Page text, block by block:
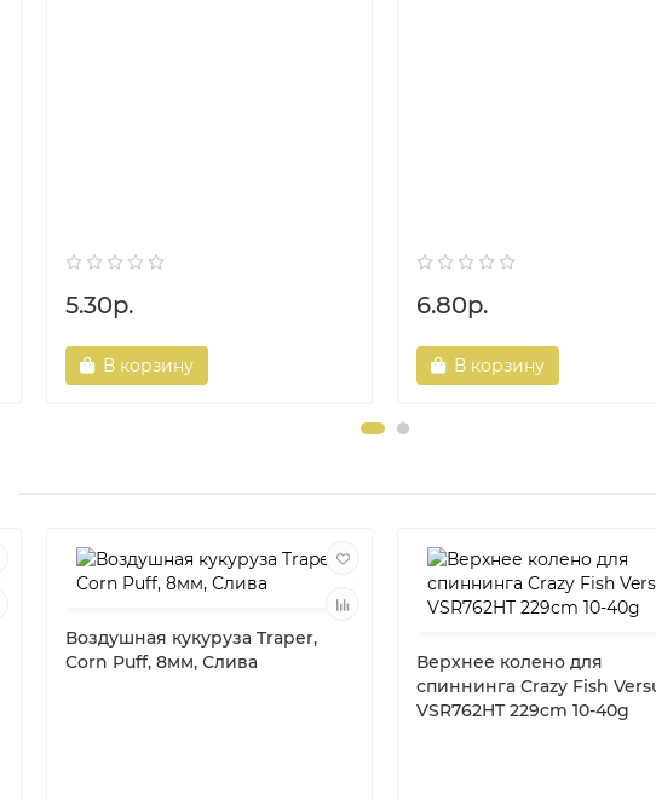
5.30р.
В корзину
6.80р.
В корзину
Воздушная кукуруза Traper,
Corn Puff, 8мм, Слива
Верхнее колено для
спиннинга Crazy Fish
VSR762HT 229cm 10-40g